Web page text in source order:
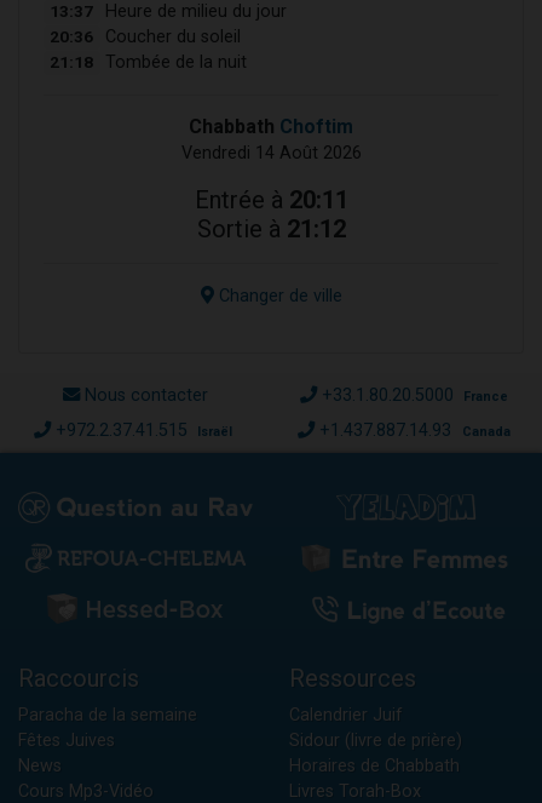
13:37 Heure de milieu du jour
20:36 Coucher du soleil
21:18 Tombée de la nuit
Chabbath Choftim
Vendredi 14 Août 2026
Entrée à 20:11
Sortie à 21:12
Changer de ville
Nous contacter +33.1.80.20.5000 France
+972.2.37.41.515 Israël +1.437.887.14.93 Canada
Raccourcis
Paracha de la semaine
Fêtes Juives
News
Cours Mp3-Vidéo
Ressources
Calendrier Juif
Sidour (livre de prière)
Horaires de Chabbath
Livres Torah-Box